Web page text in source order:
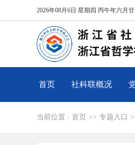
2026年08月6日 星期四 丙午年六月廿
首页 社科联概况
当前位置 : 首页 >> 专题入口